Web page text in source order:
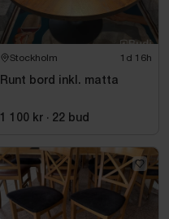
Stockholm 1d 16h
Runt bord inkl. matta
1 100 kr · 22 bud